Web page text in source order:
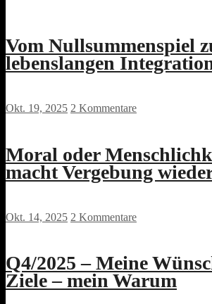
Vom Nullsummenspiel
lebenslangen
Okt. 19, 2025 2 Kommentare
Moral oder
macht Vergebung
Okt. 14, 2025 2 Kommentare
Q4/2025 – Meine
Ziele – mein Warum